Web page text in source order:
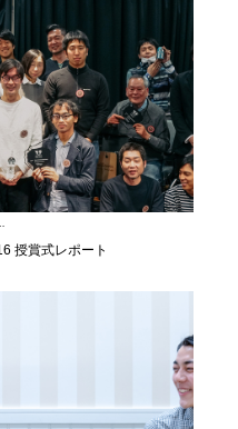
授賞式レポート